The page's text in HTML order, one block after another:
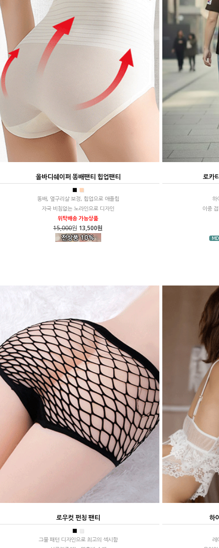
올바디쉐이퍼 똥배팬티 힙업팬티
■ ■
똥배, 옆구리살 보정, 힙업으로 애플힘
자국 비침없는 노라인으로 디자인
위탁배송 가능상품
15,000원 13,500원
로카
하
이중
로우컷 펀칭 팬티
■ ■
그물 패턴 디자인으로 최고의 섹시함
하
레